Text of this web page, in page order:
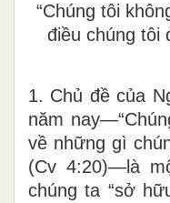
“Chúng tôi
điều chúng tôi
1. Chủ đề của
năm
về những gì
(Cv 4:20)―là
chúng ta “sở